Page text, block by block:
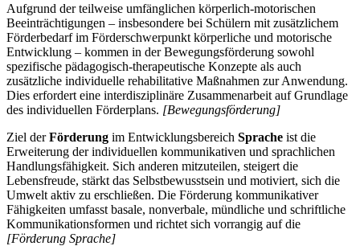
Aufgrund der teilweise umfänglichen körperlich-motorischen
Beeinträchtigungen – insbesondere bei Schülern mit zusätzlichem
Förderbedarf im Förderschwerpunkt körperliche und motorische
Entwicklung – kommen in der Bewegungsförderung sowohl
spezifische pädagogisch-therapeutische Konzepte als auch
zusätzliche individuelle rehabilitative Maßnahmen zur Anwendung.
Dies erfordert eine interdisziplinäre Zusammenarbeit auf Grundlage
des individuellen Förderplans. [Bewegungsförderung]
Ziel derFörderung im Entwicklungsbereich Sprache ist die
Erweiterung der individuellen kommunikativen und sprachlichen
Handlungsfähigkeit. Sich anderen mitzuteilen, steigert die
Lebensfreude, stärkt das Selbstbewusstsein und motiviert, sich die
Umwelt aktiv zu erschließen. Die Förderung kommunikativer
Fähigkeiten umfasst basale, nonverbale, mündliche und schriftliche
Kommunikationsformen und richtet sich vorrangig auf die
[Förderung Sprache]